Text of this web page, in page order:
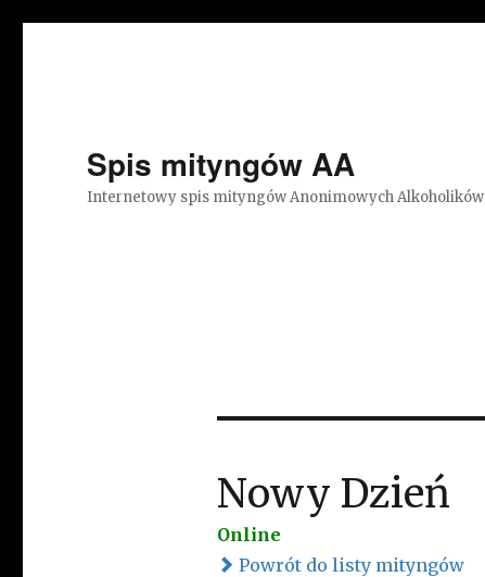
Spis mityngów AA
Internetowy spis mityngów Anonimowych Alkoholików
Nowy Dzień
Online
Powrót do listy mityngów